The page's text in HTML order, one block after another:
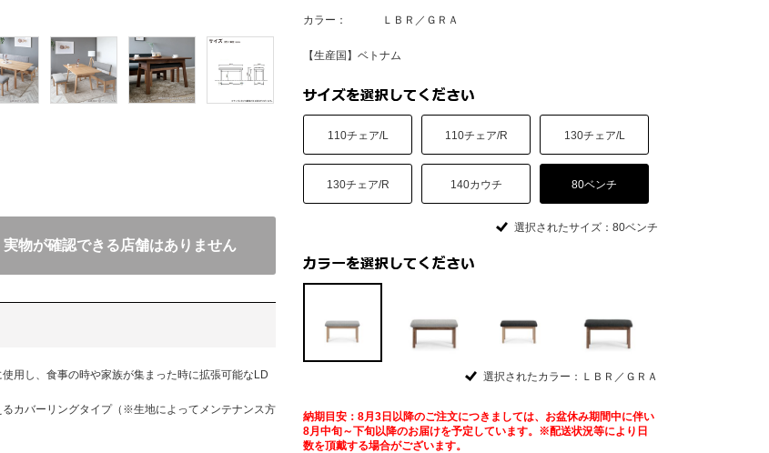
実物が確認できる店舗はありません
用し、食事の時や家族が集まった時に拡張可能なLD
カバーリングタイプ（※生地によってメンテナンス方
カラー： ＬＢＲ／ＧＲＡ
【生産国】ベトナム
110チェア/L 110チェア/R 130チェア/L
130チェア/R 140カウチ 80ベンチ
選択されたサイズ：80ベンチ
選択されたカラー：ＬＢＲ／ＧＲＡ
納期目安：8月3日以降のご注文につきましては、お盆休み期間中に伴い
8月中旬～下旬以降のお届けを予定しています。※配送状況等により日
数を頂戴する場合がございます。